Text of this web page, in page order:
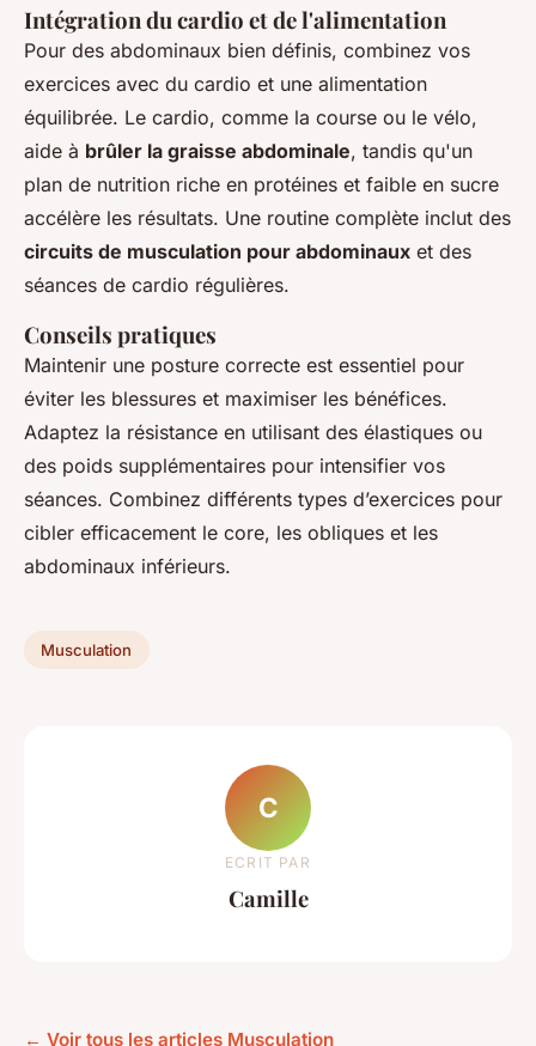
Intégration du cardio et de l'alimentation
Pour des abdominaux bien définis, combinez vos
exercices avec du cardio et une alimentation
équilibrée. Le cardio, comme la course ou le vélo,
aide à brûler la graisse abdominale, tandis qu'un
plan de nutrition riche en protéines et faible en sucre
accélère les résultats. Une routine complète inclut des
circuits de musculation pour abdominaux et des
séances de cardio régulières.
Conseils pratiques
Maintenir une posture correcte est essentiel pour
éviter les blessures et maximiser les bénéfices.
Adaptez la résistance en utilisant des élastiques ou
des poids supplémentaires pour intensifier vos
séances. Combinez différents types d’exercices pour
cibler efficacement le core, les obliques et les
abdominaux inférieurs.
Musculation
C
ECRIT PAR
Camille
← Voir tous les articles Musculation